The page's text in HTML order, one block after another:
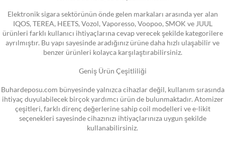
Elektronik sigara sektörünün önde gelen markaları arasında yer alan
IQOS, TEREA, HEETS, Vozol, Vaporesso, Voopoo, SMOK ve JUUL
ürünleri farklı kullanıcı ihtiyaçlarına cevap verecek şekilde kategorilere
ayrılmıştır. Bu yapı sayesinde aradığınız ürüne daha hızlı ulaşabilir ve
benzer ürünleri kolayca karşılaştırabilirsiniz.
Geniş Ürün Çeşitliliği
Buhardeposu.com bünyesinde yalnızca cihazlar değil, kullanım sırasında
ihtiyaç duyulabilecek birçok yardımcı ürün de bulunmaktadır. Atomizer
çeşitleri, farklı direnç değerlerine sahip coil modelleri ve e-likit
seçenekleri sayesinde cihazınızı ihtiyaçlarınıza uygun şekilde
kullanabilirsiniz.